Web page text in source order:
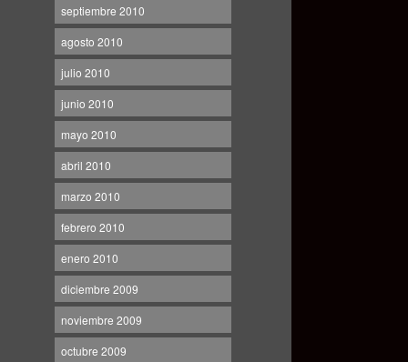
septiembre 2010
agosto 2010
julio 2010
junio 2010
mayo 2010
abril 2010
marzo 2010
febrero 2010
enero 2010
diciembre 2009
noviembre 2009
octubre 2009